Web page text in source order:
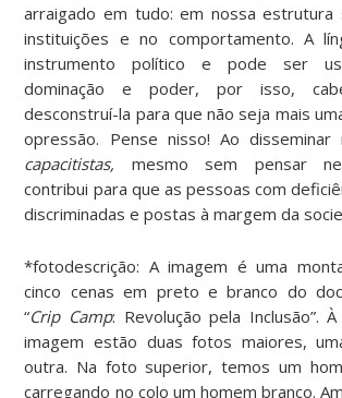
arraigado em tudo: em nossa estrutura
instituições e no comportamento. A
instrumento político e pode ser
dominação e poder, por isso,
desconstruí-la para que não seja mais
opressão. Pense nisso! Ao disseminar
capacitistas, mesmo sem pensar
contribui para que as pessoas com
discriminadas e postas à margem da
*fotodescrição: A imagem é uma
cinco cenas em preto e branco do
“Crip Camp: Revolução pela Inclusão”.
imagem estão duas fotos maiores,
outra. Na foto superior, temos um
carregando no colo um homem branco.